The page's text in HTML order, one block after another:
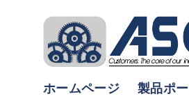
ホームページ 製品ポ